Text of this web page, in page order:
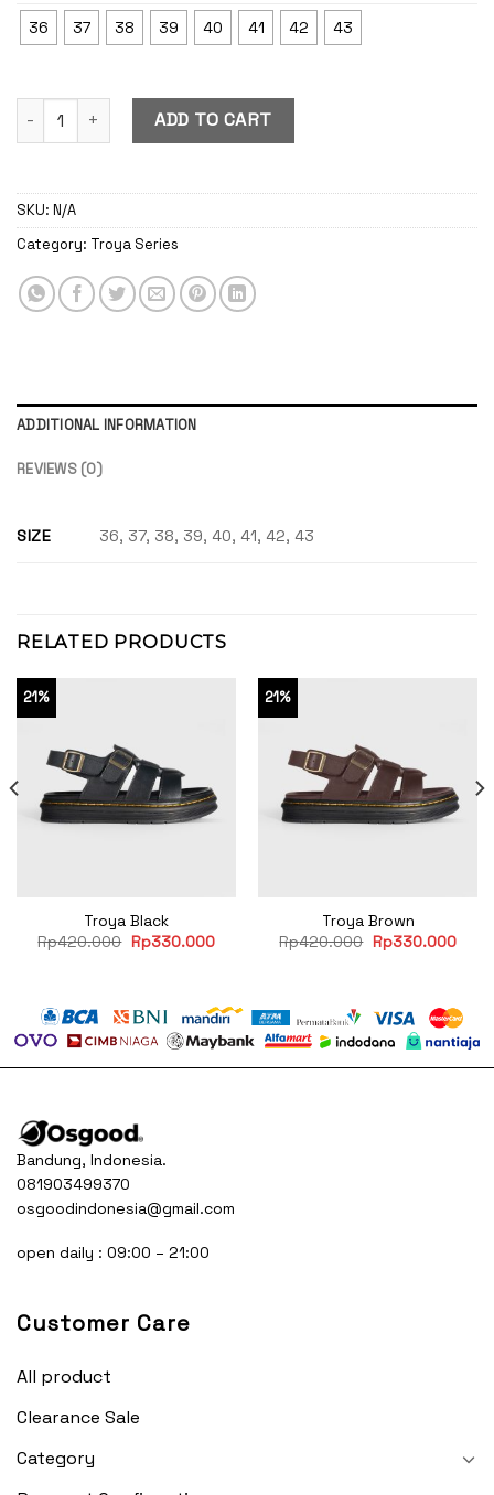
36 37 38 39 40 41 42 43
Troya Beige quantityADD TO CART
SKU: N/A
Category: Troya Series
ADDITIONAL INFORMATION
REVIEWS (0)
SIZE 36, 37, 38, 39, 40, 41, 42, 43
RELATED PRODUCTS
21%
Troya Black
Rp420.000 Original
price
Rp330.000Current
21%
Troya Brown
Rp420.000 Original
price
Rp330.000
Bandung, Indonesia.
081903499370
osgoodindonesia@gmail.com
open daily : 09:00 – 21:00
Customer Care
All product
Clearance Sale
Category